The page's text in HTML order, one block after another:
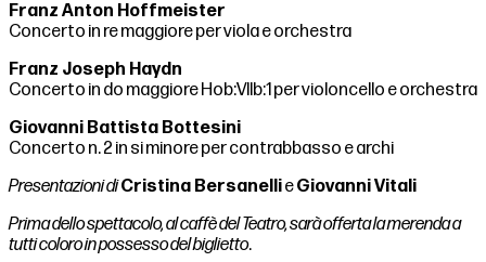
Franz Anton Hoffmeister
Concerto in re maggiore per viola e orchestra
Franz Joseph Haydn
Concerto in do maggiore Hob:VIIb:1 per violoncello e orchestra
Giovanni Battista Bottesini
Concerto n. 2 in si minore per contrabbasso e archi
Presentazioni diCristina BersanellieGiovanni Vitali
Prima dello spettacolo, al caffè del Teatro, sarà offerta la merenda a
tutti coloro in possesso del biglietto.